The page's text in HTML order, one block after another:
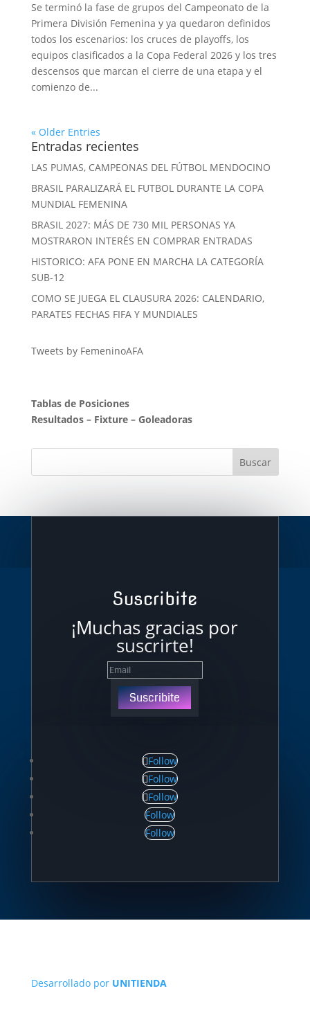
Se terminó la fase de grupos del Campeonato de la
Primera División Femenina y ya quedaron definidos
todos los escenarios: los cruces de playoffs, los
equipos clasificados a la Copa Federal 2026 y los tres
descensos que marcan el cierre de una etapa y el
comienzo de...
« Older Entries
Entradas recientes
LAS PUMAS, CAMPEONAS DEL FÚTBOL MENDOCINO
BRASIL PARALIZARÁ EL FUTBOL DURANTE LA COPA
MUNDIAL FEMENINA
BRASIL 2027: MÁS DE 730 MIL PERSONAS YA
MOSTRARON INTERÉS EN COMPRAR ENTRADAS
HISTORICO: AFA PONE EN MARCHA LA CATEGORÍA
SUB-12
COMO SE JUEGA EL CLAUSURA 2026: CALENDARIO,
PARATES FECHAS FIFA Y MUNDIALES
Tweets by FemeninoAFA
Tablas de Posiciones
Resultados– Fixture– Goleadoras
Suscribite
¡Muchas gracias por
suscrirte!
Suscribite
Follow
Follow
Follow
Follow
Follow
Desarrollado por UNITIENDA